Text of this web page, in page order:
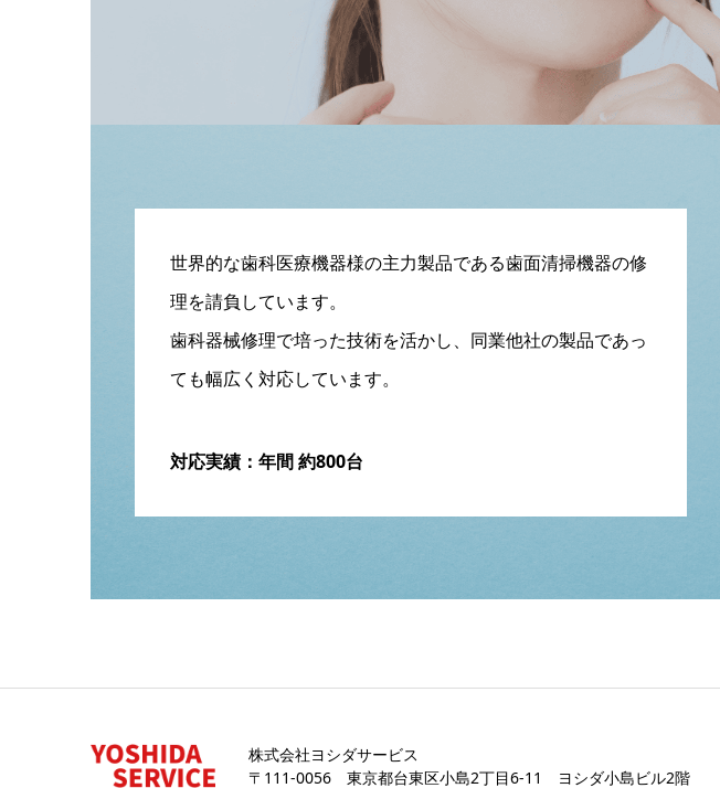
世界的な歯科医療機器様の主力製品である歯面清掃機器の修
理を請負しています。
歯科器械修理で培った技術を活かし、同業他社の製品であっ
ても幅広く対応しています。
対応実績：年間 約800台
株式会社ヨシダサービス
〒111-0056 東京都台東区小島2丁目6-11 ヨシダ小島ビル2階